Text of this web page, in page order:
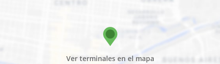
Ver terminales en el mapa